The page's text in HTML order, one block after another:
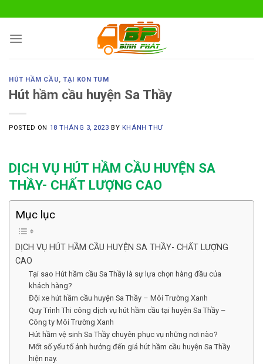
to
content
HÚT HẦM CẦU,TẠI KON TUM
Hút hầm cầu huyện Sa Thầy
POSTED ON 18 THÁNG 3, 2023 BY KHÁNH THƯ
DỊCH VỤ HÚT HẦM CẦU HUYỆN SA
THẦY- CHẤT LƯỢNG CAO
Mục lục
DỊCH VỤ HÚT HẦM CẦU HUYỆN SA THẦY- CHẤT LƯỢNG
CAO
Tại sao Hút hầm cầu Sa Thầy là sự lựa chọn hàng đầu của
khách hàng?
Đội xe hút hầm cầu huyện Sa Thầy – Môi Trường Xanh
Quy Trình Thi công dịch vụ hút hầm cầu tại huyện Sa Thầy –
Công ty Môi Trường Xanh
Hút hầm vệ sinh Sa Thầy chuyên phục vụ những nơi nào?
Mốt số yếu tố ảnh hưởng đến giá hút hầm cầu huyện Sa Thầy
hiện nay.